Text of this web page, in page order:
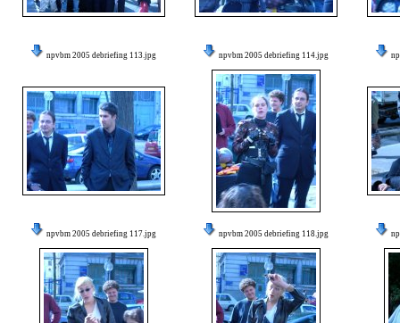
npvbm 2005 debriefing 113.jpg npvbm 2005 debriefing 114.jpg
npvbm 2005 debriefing 117.jpg npvbm 2005 debriefing 118.jpg